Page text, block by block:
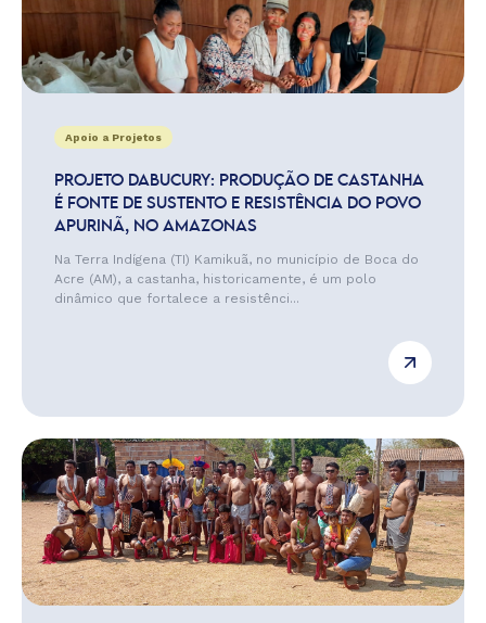
Apoio a Projetos
PROJETO DABUCURY: PRODUÇÃO DE CASTANHA
É FONTE DE SUSTENTO E RESISTÊNCIA DO POVO
APURINÃ, NO AMAZONAS
Na Terra Indígena (TI) Kamikuã, no município de Boca do
Acre (AM), a castanha, historicamente, é um polo
dinâmico que fortalece a resistênci...